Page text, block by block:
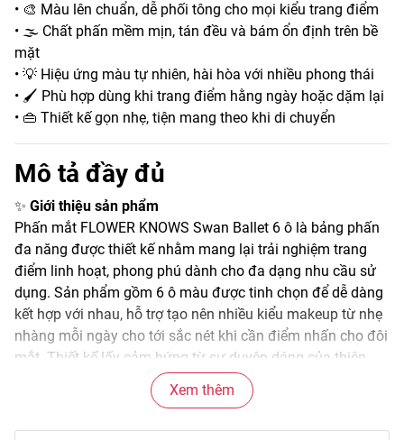
• 🎨 Màu lên chuẩn, dễ phối tông cho mọi kiểu trang điểm
• 🌫️ Chất phấn mềm mịn, tán đều và bám ổn định trên bề
mặt
• 💡 Hiệu ứng màu tự nhiên, hài hòa với nhiều phong thái
• 🖌️ Phù hợp dùng khi trang điểm hằng ngày hoặc dặm lại
• 👜 Thiết kế gọn nhẹ, tiện mang theo khi di chuyển
Mô tả đầy đủ
✨ Giới thiệu sản phẩm
Phấn mắt FLOWER KNOWS Swan Ballet 6 ô là bảng phấn
đa năng được thiết kế nhằm mang lại trải nghiệm trang
điểm linh hoạt, phong phú dành cho đa dạng nhu cầu sử
dụng. Sản phẩm gồm 6 ô màu được tinh chọn để dễ dàng
kết hợp với nhau, hỗ trợ tạo nên nhiều kiểu makeup từ nhẹ
nhàng mỗi ngày cho tới sắc nét khi cần điểm nhấn cho đôi
mắt. Thiết kế lấy cảm hứng từ sự duyên dáng của thiên
nga, bảng phấn thể hiện sự tinh tế và cảm hứng nghệ
thuật trên từng ô màu.
Xem thêm